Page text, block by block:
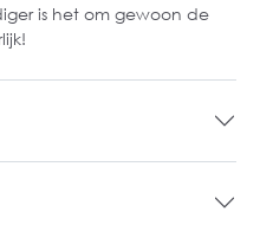
is het om gewoon de